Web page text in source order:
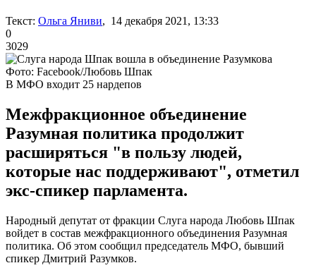
Текст: Ольга Яниви, 14 декабря 2021, 13:33
0
3029
Фото: Facebook/Любовь Шпак
В МФО входит 25 нардепов
Межфракционное объединение
Разумная политика продолжит
расширяться "в пользу людей,
которые нас поддерживают", отметил
экс-спикер парламента.
Народный депутат от фракции Слуга народа Любовь Шпак
войдет в состав межфракционного объединения Разумная
политика. Об этом сообщил председатель МФО, бывший
спикер Дмитрий Разумков.